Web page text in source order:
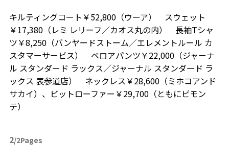
キルティングコート￥52,800（ウーア） スウェット
￥17,380（レミ レリーフ／カオス丸の内） 長袖Tシャ
ツ￥8,250（バンヤードストーム／エレメントルール カ
スタマーサービス） ベロアパンツ￥22,000（ジャーナ
ル スタンダード ラックス／ジャーナル スタンダード ラ
ックス 表参道店） ネックレス￥28,600（ミホコアンド
サカイ）、ビットローファー￥29,700（ともにピモン
テ）
2/2Pages